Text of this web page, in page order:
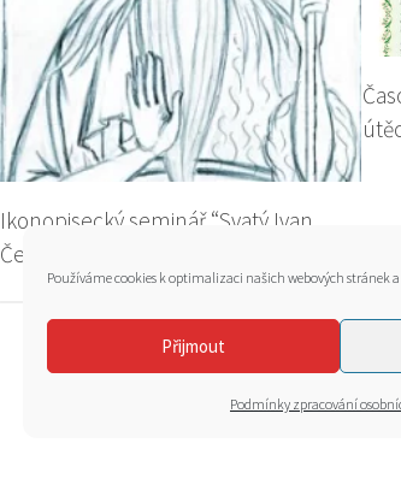
Používáme cookies k optimalizaci našich webových stránek a
Přijmout
Podmínky zpracování
Ikonopisecký seminář “Svatý Ivan
Český”